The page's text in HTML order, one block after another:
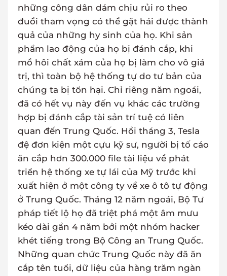
những công dân dám chịu rủi ro theo
đuổi tham vọng có thể gặt hái được thành
quả của những hy sinh của họ. Khi sản
phẩm lao động của họ bị đánh cắp, khi
mồ hôi chất xám của họ bị làm cho vô giá
trị, thì toàn bộ hệ thống tự do tư bản của
chúng ta bị tổn hại. Chỉ riêng năm ngoái,
đã có hết vụ này đến vụ khác các trường
hợp bị đánh cắp tài sản trí tuệ có liên
quan đến Trung Quốc. Hồi tháng 3, Tesla
đệ đơn kiện một cựu kỹ sư, người bị tố cáo
ăn cắp hơn 300.000 file tài liệu về phát
triển hệ thống xe tự lái của Mỹ trước khi
xuất hiện ở một công ty về xe ô tô tự động
ở Trung Quốc. Tháng 12 năm ngoái, Bộ Tư
pháp tiết lộ họ đã triệt phá một âm mưu
kéo dài gần 4 năm bởi một nhóm hacker
khét tiếng trong Bộ Công an Trung Quốc.
Những quan chức Trung Quốc này đã ăn
cắp tên tuổi, dữ liệu của hàng trăm ngàn